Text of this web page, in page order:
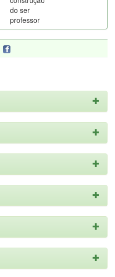
do ser
professor